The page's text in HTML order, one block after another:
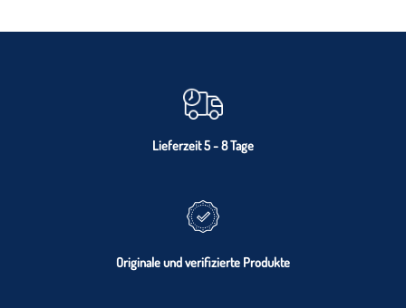
Lieferzeit 5 - 8 Tage
Originale und verifizierte Produkte